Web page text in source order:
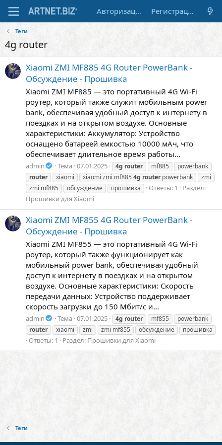
Авторизация Регистрация
Теги
4g router
Xiaomi ZMI MF885 4G Router PowerBank -
Обсуждение - Прошивка
Xiaomi ZMI MF885 — это портативный 4G Wi-Fi
роутер, который также служит мобильным power
bank, обеспечивая удобный доступ к интернету в
поездках и на открытом воздухе. Основные
характеристики: Аккумулятор: Устройство
оснащено батареей емкостью 10000 мАч, что
обеспечивает длительное время работы...
admin Тема 07.01.2025 4g router mf885
powerbank
router
xiaomi xiaomi zmi mf885 4g routerpowerbank
zmi
zmi mf885
обсуждение прошивка Ответы: 1
Раздел:
Прошивки для Xiaomi
Xiaomi ZMI MF855 4G Router PowerBank -
Обсуждение - Прошивка
Xiaomi ZMI MF855 — это портативный 4G Wi-Fi
роутер, который также функционирует как
мобильный power bank, обеспечивая удобный
доступ к интернету в поездках и на открытом
воздухе. Основные характеристики: Скорость
передачи данных: Устройство поддерживает
скорость загрузки до 150 Мбит/с и...
admin Тема 07.01.2025 4g router mf855
powerbank
router
xiaomi zmi zmi mf855 обсуждение прошивка
Ответы: 1 Раздел: Прошивки для Xiaomi
Теги